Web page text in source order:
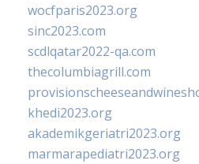
wocfparis2023.org
sinc2023.com
scdlqatar2022-qa.com
thecolumbiagrill.com
khedi2023.org
akademikgeriatri2023.org
marmarapediatri2023.org